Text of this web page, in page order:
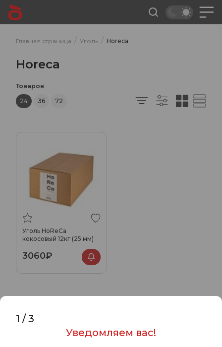
Главная страница / Уголь / Horeca
Horeca
Товаров
24
36 72
Уголь HoReCa
кокосовый 12кг (25 мм)
3060₽
1 /3
Уведомляем вас!